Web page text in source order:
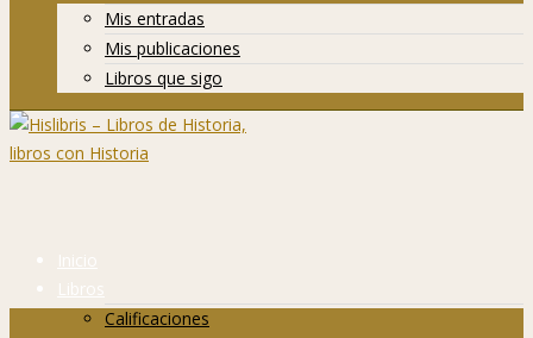
Mis entradas
Mis publicaciones
Libros que sigo
Inicio
Libros
Calificaciones